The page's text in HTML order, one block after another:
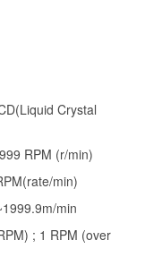
Crystal
RPM (r/min)
min)
min
; 1 RPM (over